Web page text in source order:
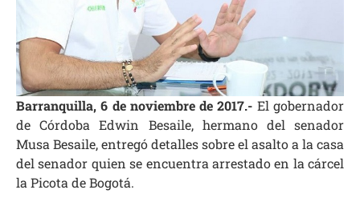
Barranquilla, 6 de noviembre de 2017.- El gobernador
de Córdoba Edwin Besaile, hermano del senador
Musa Besaile, entregó detalles sobre el asalto a la casa
del senador quien se encuentra arrestado en la cárcel
la Picota de Bogotá.